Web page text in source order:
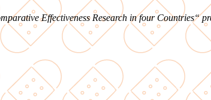
Effectiveness Research in four Countries“